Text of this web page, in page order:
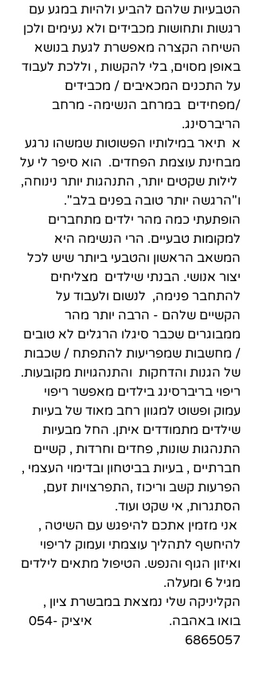
הטבעיות שלהם להביע ולהיות במגע עם
רגשות ותחושות מכבידים ולא נעימים ולכן
השיחה הקצרה מאפשרת לגעת בנושא
באופן מסוים, בלי להקשות , וללכת לעבוד
על התכנים המכאיבים / מכבידים
/מפחידים  במרחב הנשימה- מרחב
הריברסינג.
א  תיאר במילותיו הפשוטות שמשהו נרגע
מבחינת עוצמת הפחדים.  הוא סיפר לי על
לילות שקטים יותר, התנהגות יותר נינוחה,
ו"הרגשה יותר טובה בפנים בלב".
הופתעתי כמה מהר ילדים מתחברים
למקומות טבעיים. הרי הנשימה היא
המשאב הראשון והטבעי ביותר שיש לכל
יצור אנושי. הבנתי שילדים  מצליחים
להתחבר פנימה,  לנשום ולעבוד על
הקשיים שלהם - הרבה יותר מהר
ממבוגרים שכבר סיגלו הרגלים לא טובים
/ מחשבות שמפריעות להתפתח / שכבות
של הגנות והדחקות  והתנהגויות מקובעות.
ריפוי בריברסינג בילדים מאפשר ריפוי
עמוק ופשוט למגוון רחב מאוד של בעיות
שילדים מתמודדים איתן. החל מבעיות
התנהגות שונות, פחדים וחרדות , קשיים
חברתיים , בעיות בביטחון ובדימוי העצמי ,
הפרעות קשב וריכוז ,התפרצויות זעם,
הסתגרות, אי שקט ועוד.
אני מזמין אתכם להיפגש עם השיטה ,
להיחשף לתהליך עוצמתי ועמוק לריפוי
ואיזון הגוף והנפש. הטיפול מתאים לילדים
מגיל 6 ומעלה.
הקליניקה שלי נמצאת במבשרת ציון ,
בואו באהבה.                        איציק 054-
6865057